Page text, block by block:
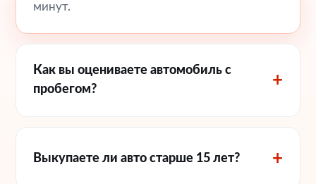
минут.
Как вы оцениваете автомобиль с
пробегом?
Выкупаете ли авто старше 15 лет?